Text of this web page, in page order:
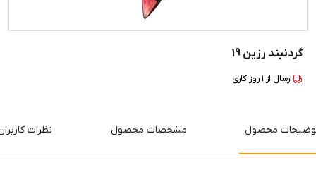
گردنبند رزین 19
ارسال از 1روز کاری
محصول مشخصات محصول نظرات